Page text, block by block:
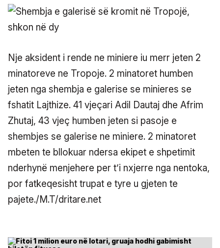
Nje aksident i rende ne miniere iu merr jeten 2
minatoreve ne Tropoje. 2 minatoret humben
jeten nga shembja e galerise se minieres se
fshatit Lajthize. 41 vjeçari Adil Dautaj dhe Afrim
Zhutaj, 43 vjeç humben jeten si pasoje e
shembjes se galerise ne miniere. 2 minatoret
mbeten te bllokuar ndersa ekipet e shpetimit
nderhynë menjehere per t’i nxjerre nga nentoka,
por fatkeqesisht trupat e tyre u gjeten te
pajete./M.T/dritare.net